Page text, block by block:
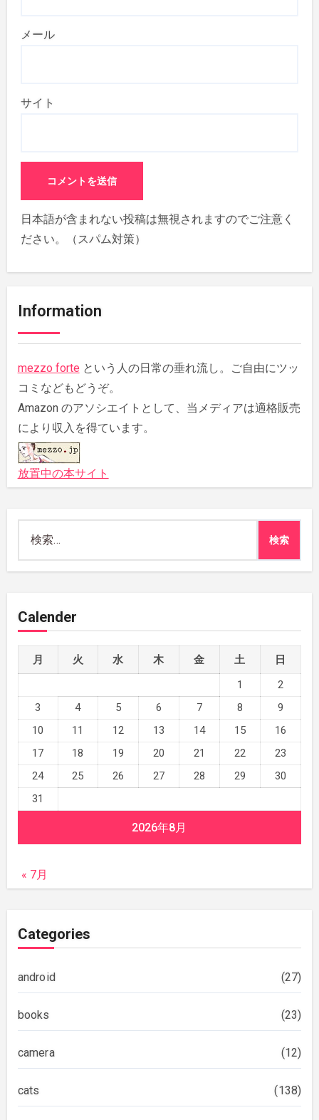
メール
サイト
日本語が含まれない投稿は無視されますのでご注意く
ださい。（スパム対策）
Information
mezzo forte という人の日常の垂れ流し。ご自由にツッ
コミなどもどうぞ。
Amazon のアソシエイトとして、当メディアは適格販売
により収入を得ています。
放置中の本サイト
Calender
2026年8月
月 火 水 木 金 土
日
1
2
3
4 5 6 7 8
9
10
11 12 13 14 15
16
17
18 19 20 21 22
23
24
25 26 27 28 29
30
31
« 7月
Categories
android (27)
books (23)
camera (12)
cats (138)